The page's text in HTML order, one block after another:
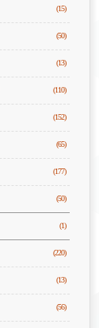
(15)
(50)
(13)
(110)
(152)
(65)
(177)
(50)
(1)
(220)
(13)
(56)